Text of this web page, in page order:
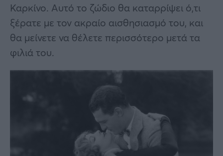
Καρκίνο. Αυτό το ζώδιο θα καταρρίψει ό,τι
ξέρατε με τον ακραίο αισθησιασμό του, και
θα μείνετε να θέλετε περισσότερο μετά τα
φιλιά του.